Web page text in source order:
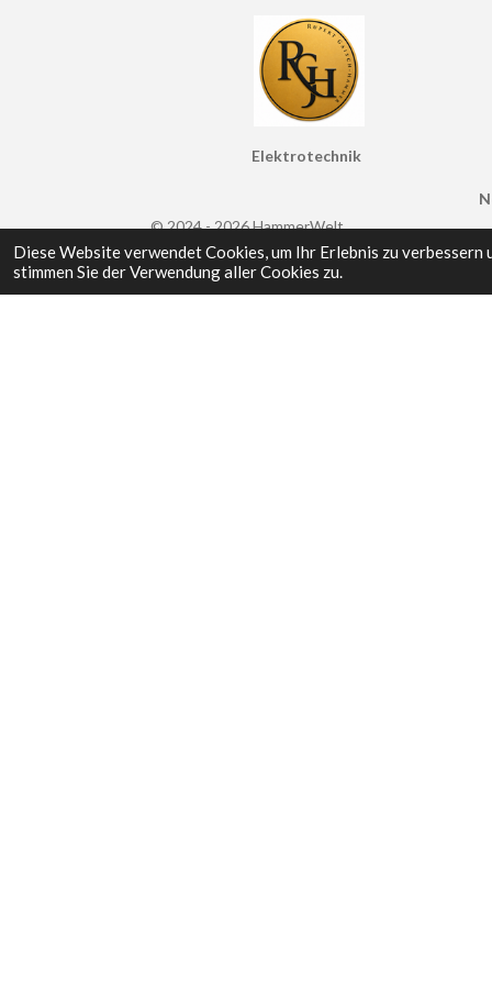
Diese Website verwendet Cookies, um Ihr Erlebnis zu
stimmen Sie der Verwendung aller Cookies zu.
Elektrotechnik
© 2024 - 2026 HammerWelt